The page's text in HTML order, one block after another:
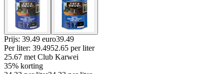
Prijs: 39.49 euro39.49
Per liter: 39.4952.65 per liter
25.67 met Club Karwei
35% korting